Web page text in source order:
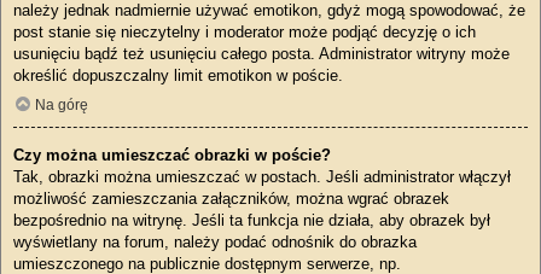
należy jednak nadmiernie używać emotikon, gdyż mogą spowodować, że
post stanie się nieczytelny i moderator może podjąć decyzję o ich
usunięciu bądź też usunięciu całego posta. Administrator witryny może
określić dopuszczalny limit emotikon w poście.
Na górę
Czy można umieszczać obrazki w poście?
Tak, obrazki można umieszczać w postach. Jeśli administrator włączył
możliwość zamieszczania załączników, można wgrać obrazek
bezpośrednio na witrynę. Jeśli ta funkcja nie działa, aby obrazek był
wyświetlany na forum, należy podać odnośnik do obrazka
umieszczonego na publicznie dostępnym serwerze, np.